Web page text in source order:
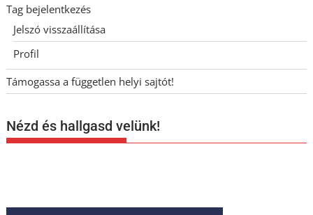
Tag bejelentkezés
Jelszó visszaállítása
Profil
Támogassa a független helyi sajtót!
Nézd és hallgasd velünk!